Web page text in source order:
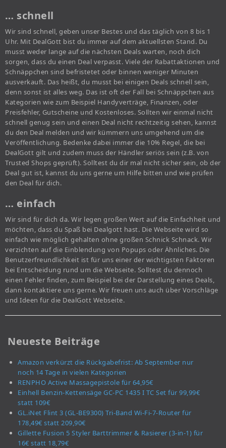
… schnell
Wir sind schnell, geben unser Bestes und das täglich von 8 bis 1
Uhr. Mit DealGott bist du immer auf dem aktuellsten Stand. Du
musst weder lange auf die nächsten Deals warten, noch dich
sorgen, dass du einen Deal verpasst. Viele der Rabattaktionen und
Schnäppchen sind befristetet oder binnen weniger Minuten
ausverkauft. Das heißt, du musst bei einigen Deals schnell sein,
denn sonst ist alles weg. Das ist oft der Fall bei Schnäppchen aus
Kategorien wie zum Beispiel Handyverträge, Finanzen, oder
Preisfehler, Gutscheine und Kostenloses. Sollten wir einmal nicht
schnell genug sein und einen Deal nicht rechtzeitig sehen, kannst
du den Deal melden und wir kümmern uns umgehend um die
Veröffentlichung. Bedenke dabei immer die 10% Regel, die bei
DealGott gilt und zudem muss der Händler seriös sein (z.B. von
Trusted Shops geprüft). Solltest du dir mal nicht sicher sein, ob der
Deal gut ist, kannst du uns gerne um Hilfe bitten und wie prüfen
den Deal für dich.
… einfach
Wir sind für dich da. Wir legen großen Wert auf die Einfachheit und
möchten, dass du Spaß bei Dealgott hast. Die Webseite wird so
einfach wie möglich gehalten ohne großen Schnick Schnack. Wir
verzichten auf die Einblendung von Popups oder Ähnliches. Die
Benutzerfreundlichkeit ist für uns einer der wichtigsten Faktoren
bei Entscheidung rund um die Webseite. Solltest du dennoch
einen Fehler finden, zum Beispiel bei der Darstellung eines Deals,
dann kontaktiere uns gerne. Wir freuen uns auch über Vorschläge
und Ideen für die DealGott Webseite.
Neueste Beiträge
Amazon verkürzt die Rückgabefrist: Ab September nur
noch 14 Tage in vielen Kategorien
RENPHO Active Massagepistole für 64,95€
Einhell Benzin-Kettensäge GC-PC 1435 I TC Set für 99,99€
statt 109€
GL.iNet Flint 3 (GL-BE9300) Tri-Band Wi-Fi-7-Router für
178,49€ statt 209,90€
Gillette Fusion 5 Styler Barttrimmer & Rasierer (3-in-1) für
16€ statt 18,79€